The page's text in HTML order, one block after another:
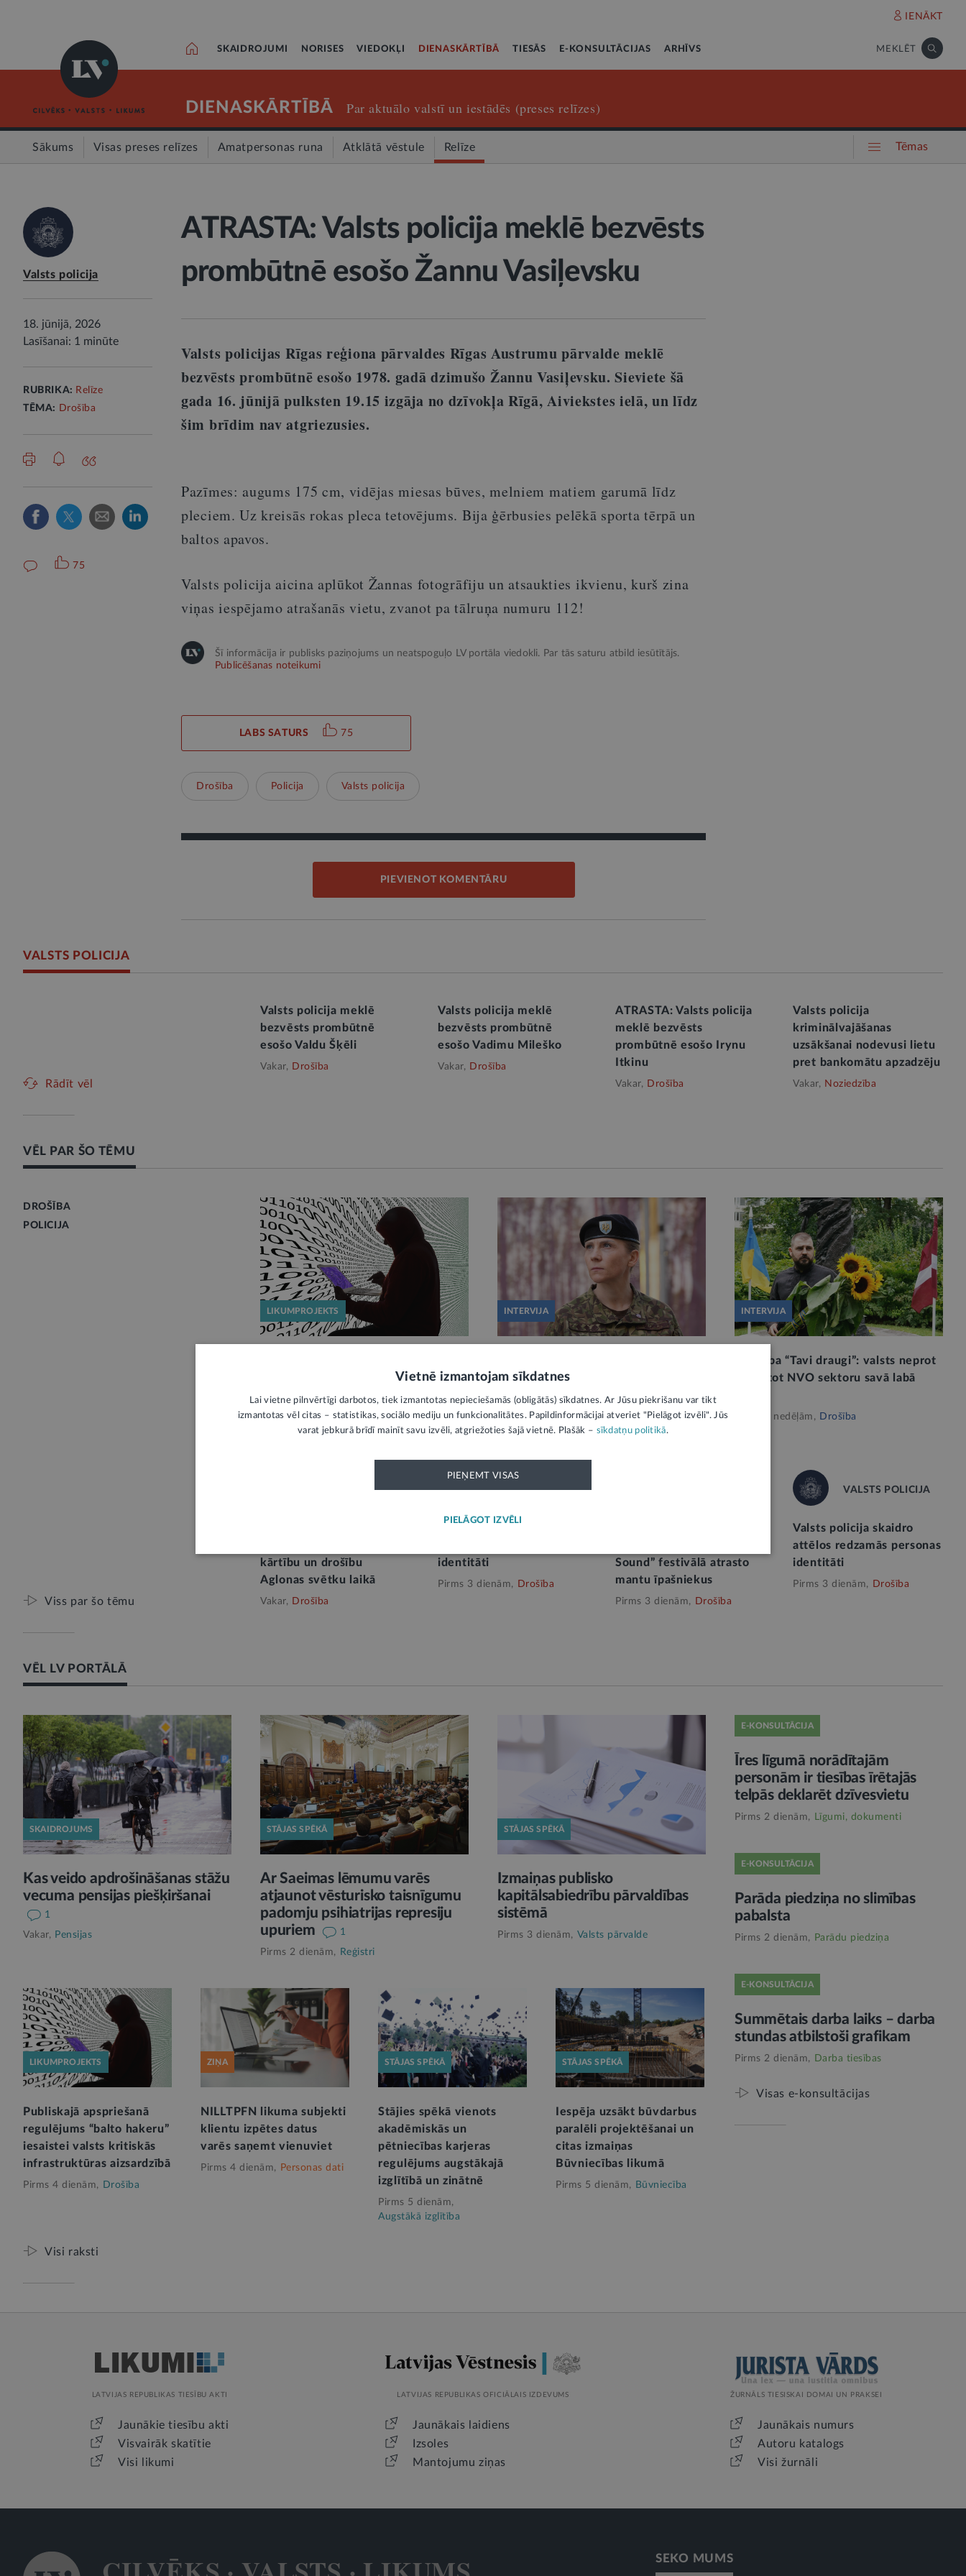
IENĀKT
SKAIDROJUMI NORISES VIEDOKĻI DIENASKĀRTĪBĀ TIESĀS E-KONSULTĀCIJAS ARHĪVS MEKLĒT
DIENASKĀRTĪBĀ Par aktuālo valstī un iestādēs (preses relīzes)
Sākums Visas preses relīzes Amatpersonas runa Atklātā vēstule Relīze Tēmas
Valsts policija
18. jūnijā, 2026
Lasīšanai: 1 minūte
RUBRIKA: Relīze
TĒMA: Drošība
75
ATRASTA: Valsts policija meklē bezvēsts
prombūtnē esošo Žannu Vasiļevsku
Valsts policijas Rīgas reģiona pārvaldes Rīgas Austrumu pārvalde meklē
bezvēsts prombūtnē esošo 1978. gadā dzimušo Žannu Vasiļevsku. Sieviete šā
gada 16. jūnijā pulksten 19.15 izgāja no dzīvokļa Rīgā, Aiviekstes ielā, un līdz
šim brīdim nav atgriezusies.
Pazīmes: augums 175 cm, vidējas miesas būves, melniem matiem garumā līdz
pleciem. Uz kreisās rokas pleca tetovējums. Bija ģērbusies pelēkā sporta tērpā un
baltos apavos.
Valsts policija aicina aplūkot Žannas fotogrāfiju un atsaukties ikvienu, kurš zina
viņas iespējamo atrašanās vietu, zvanot pa tālruņa numuru 112!
Šī informācija ir publisks paziņojums un neatspoguļo LV portāla viedokli. Par tās saturu atbild iesūtītājs.
Publicēšanas noteikumi
LABS SATURS 75
Drošība Policija Valsts policija
PIEVIENOT KOMENTĀRU
VALSTS POLICIJA
Valsts policija meklē
bezvēsts prombūtnē
esošo Valdu Šķēli
Vakar, Drošība
Valsts policija meklē
bezvēsts prombūtnē
esošo Vadimu Mileško
Vakar, Drošība
ATRASTA: Valsts policija
meklē bezvēsts
prombūtnē esošo Irynu
Itkinu
Vakar, Drošība
Valsts policija
kriminālvajāšanas
uzsākšanai nodevusi lietu
pret bankomātu apzadzēju
Vakar, Noziedzība
Rādīt vēl
VĒL PAR ŠO TĒMU
DROŠĪBA
POLICIJA
LIKUMPROJEKTS
“balto hakeru” iesaistei valsts
kritiskās infrastruktūras aizsardzībā
Pirms 4 dienām, Drošība
INTERVIJA
rīkoties krīzes situācijās. Veidojas
organizācija “Sievietes aizsardzībai
SKUDRAS”
Pirms nedēļas, Drošība
INTERVIJA
Biedrība “Tavi draugi”: valsts neprot
izmantot NVO sektoru savā labā
Pirms 2 nedēļām, Drošība
VALSTS POLICIJA
kārtību un drošību
Aglonas svētku laikā
Vakar, Drošība
VALSTS POLICIJA
identitāti
Pirms 3 dienām, Drošība
Sound” festivālā atrasto
mantu īpašniekus
Pirms 3 dienām, Drošība
VALSTS POLICIJA
Valsts policija skaidro
attēlos redzamās personas
identitāti
Pirms 3 dienām, Drošība
Viss par šo tēmu
VĒL LV PORTĀLĀ
SKAIDROJUMS
Kas veido apdrošināšanas stāžu
vecuma pensijas piešķiršanai
1
Vakar, Pensijas
STĀJAS SPĒKĀ
Ar Saeimas lēmumu varēs
atjaunot vēsturisko taisnīgumu
padomju psihiatrijas represiju
upuriem
1
Pirms 2 dienām,
Reģistri
STĀJAS SPĒKĀ
Izmaiņas publisko
kapitālsabiedrību pārvaldības
sistēmā
Pirms 3 dienām, Valsts pārvalde
LIKUMPROJEKTS
Publiskajā apspriešanā
regulējums “balto hakeru”
iesaistei valsts kritiskās
infrastruktūras aizsardzībā
Pirms 4 dienām, Drošība
ZIŅA
NILLTPFN likuma subjekti
klientu izpētes datus
varēs saņemt vienuviet
Pirms 4 dienām, Personas dati
STĀJAS SPĒKĀ
Stājies spēkā vienots
akadēmiskās un
pētniecības karjeras
regulējums augstākajā
izglītībā un zinātnē
Pirms 5 dienām,
Augstākā izglītība
STĀJAS SPĒKĀ
Iespēja uzsākt būvdarbus
paralēli projektēšanai un
citas izmaiņas
Būvniecības likumā
Pirms 5 dienām, Būvniecība
Visi raksti
E-KONSULTĀCIJA
Īres līgumā norādītajām
personām ir tiesības īrētajās
telpās deklarēt dzīvesvietu
Pirms 2 dienām, Līgumi, dokumenti
E-KONSULTĀCIJA
Parāda piedziņa no slimības
pabalsta
Pirms 2 dienām, Parādu piedziņa
E-KONSULTĀCIJA
Summētais darba laiks – darba
stundas atbilstoši grafikam
Pirms 2 dienām, Darba tiesības
Visas e-konsultācijas
LATVIJAS REPUBLIKAS TIESĪBU AKTI
Jaunākie tiesību akti
Visvairāk skatītie
Visi likumi
LATVIJAS REPUBLIKAS OFICIĀLAIS IZDEVUMS
Jaunākais laidiens
Izsoles
Mantojumu ziņas
ŽURNĀLS TIESISKAI DOMAI UN PRAKSEI
Jaunākais numurs
Autoru katalogs
Visi žurnāli
SEKO MUMS
Vietnē izmantojam sīkdatnes
Lai vietne pilnvērtīgi darbotos, tiek izmantotas nepieciešamās (obligātās) sīkdatnes. Ar Jūsu piekrišanu var tikt
izmantotas vēl citas – statistikas, sociālo mediju un funkcionalitātes. Papildinformācijai atveriet "Pielāgot izvēli". Jūs
varat jebkurā brīdī mainīt savu izvēli, atgriežoties šajā vietnē. Plašāk – sīkdatņu politikā.
PIEŅEMT VISAS
PIELĀGOT IZVĒLI